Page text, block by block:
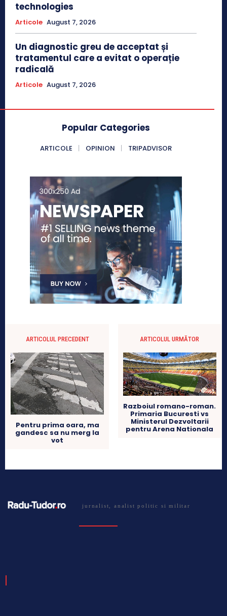
technologies
Articole August 7, 2026
Un diagnostic greu de acceptat și
tratamentul care a evitat o operație
radicală
Articole August 7, 2026
Popular Categories
ARTICOLE OPINION TRIPADVISOR
ARTICOLUL PRECEDENT
Pentru prima oara, ma
gandesc sa nu merg la
vot
ARTICOLUL URMĂTOR
Razboiul romano-roman.
Primaria Bucuresti vs
Ministerul Dezvoltarii
pentru Arena Nationala
jurnalist, analist politic si militar